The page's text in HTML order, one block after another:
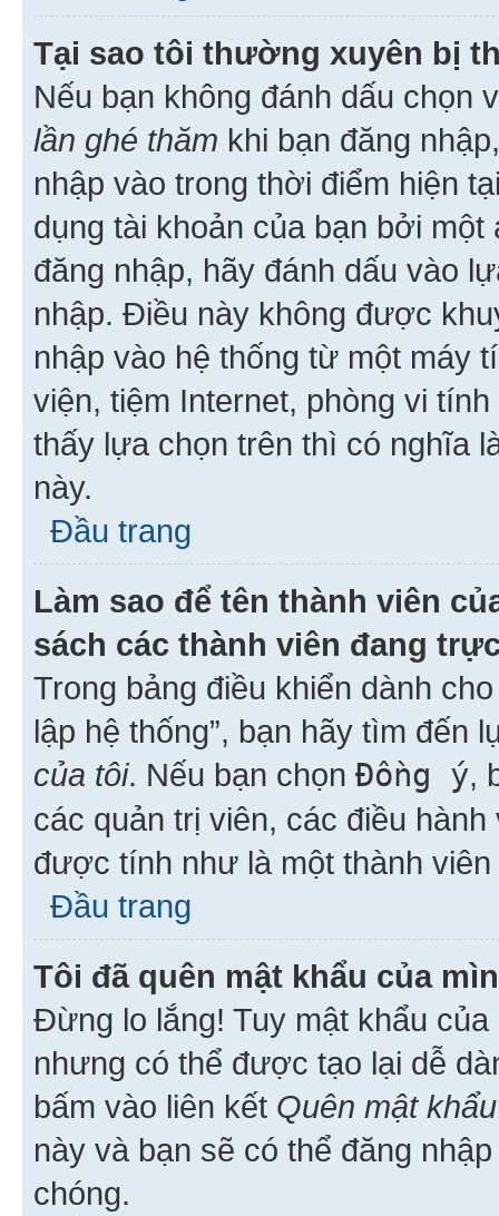
Tại sao tôi thường xuyên bị
Nếu bạn không đánh dấu chọn
lần ghé thăm khi bạn đăng
nhập vào trong thời điểm hiện
dụng tài khoản của bạn bởi
đăng nhập, hãy đánh dấu vào
nhập. Điều này không được
nhập vào hệ thống từ một máy
viện, tiệm Internet, phòng vi
thấy lựa chọn trên thì có nghĩa
này.
Đầu trang
Làm sao để tên thành viên
sách các thành viên đang
Trong bảng điều khiển dành
lập hệ thống”, bạn hãy tìm đến
của tôi. Nếu bạn chọn Đồng ý,
các quản trị viên, các điều
được tính như là một thành viên
Đầu trang
Tôi đã quên mật khẩu của
Đừng lo lắng! Tuy mật khẩu
nhưng có thể được tạo lại dễ
bấm vào liên kết Quên mật khẩu
này và bạn sẽ có thể đăng
chóng.